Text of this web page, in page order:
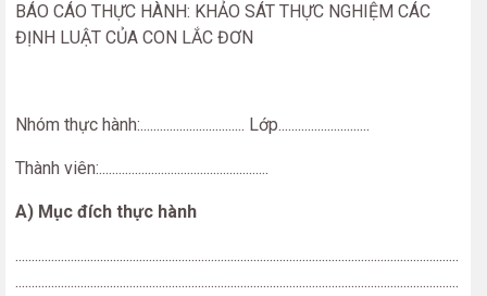
BÁO CÁO THỰC HÀNH: KHẢO SÁT THỰC NGHIỆM CÁC
ĐỊNH LUẬT CỦA CON LẮC ĐƠN
Nhóm thực hành:................................ Lớp............................
Thành viên:....................................................
A) Mục đích thực hành
........................................................................................................................................
........................................................................................................................................